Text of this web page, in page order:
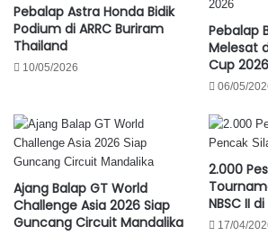
Pebalap Astra Honda Bidik
Podium di ARRC Buriram
Thailand
10/05/2026
Pebalap
Melesat
Cup 2026
06/05/
Ajang Balap GT World
Challenge Asia 2026 Siap
Guncang Circuit Mandalika
2.000
NBSC II
17/04/